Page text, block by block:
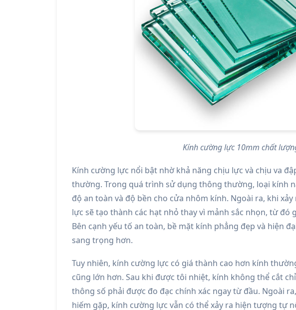
Kính cường lực 10mm chất
Kính cường lực nổi bật nhờ khả năng chịu lực và chịu va
thường. Trong quá trình sử dụng thông thường, loại kính
độ an toàn và độ bền cho cửa nhôm kính. Ngoài ra, khi
lực sẽ tạo thành các hạt nhỏ thay vì mảnh sắc nhọn, từ đó
Bên cạnh yếu tố an toàn, bề mặt kính phẳng đẹp và hiện
sang trọng hơn.
Tuy nhiên, kính cường lực có giá thành cao hơn kính
cũng lớn hơn. Sau khi được tôi nhiệt, kính không thể cắt
thông số phải được đo đạc chính xác ngay từ đầu. Ngoài
hiếm gặp, kính cường lực vẫn có thể xảy ra hiện tượng tự